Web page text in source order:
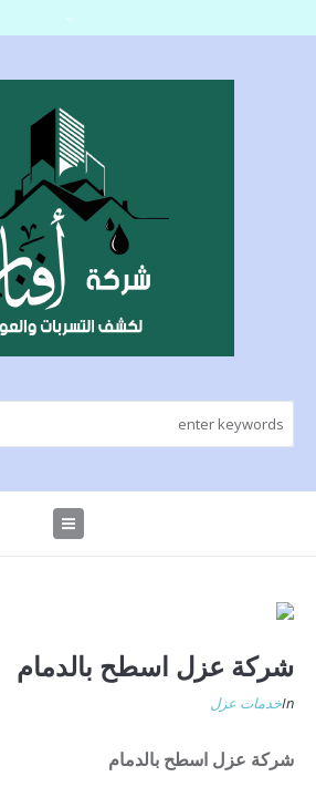
شركة عزل اسطح بالدمام
Inخدمات عزل
شركة عزل اسطح بالدمام